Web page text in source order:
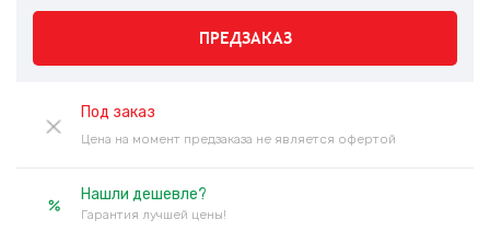
ПРЕДЗАКАЗ
Под заказ
Цена на момент предзаказа не является офертой
Нашли дешевле?
Гарантия лучшей цены!